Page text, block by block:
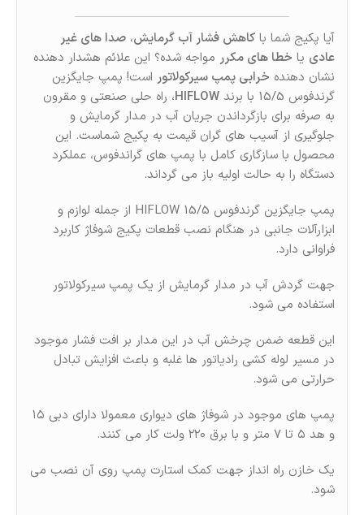
آیا پکیج شما با کاهش فشار آب گرمایش، صدا های غیر
عادی یا خطا های مکرر مواجه شده؟ این علائم هشدار دهنده
نشان‌ دهنده خرابی پمپ سیرکولاتور است! پمپ جایگزین
گرندفوس 15/5 با برند
HIFLOW، راه‌ حلی صنعتی و مقرون‌
به‌ صرفه برای بازگرداندن جریان آب در مدار گرمایش و
جلوگیری از آسیب‌ های گران‌ قیمت به پکیج شماست. این
محصول با سازگاری کامل با پمپ‌ های گراندفوس، عملکرد
دستگاه را به حالت اولیه باز می‌ گرداند.
پمپ جایگزین گرندفوس 15/5 HIFLOW از جمله لوازم و
ابزارآلات جانبی در هنگام نصب قطعات پکیج شوفاژ کاربرد
فراوانی دارد.
جهت گردش آب در مدار گرمایش از یک پمپ سیرکولاتور
استفاده می شود.
این قطعه ضمن چرخش آب در این مدار بر افت فشار موجود
در مسیر لوله کشی رادیاتور ها غلبه و باعث افزایش تبادل
حرارتی می شود.
پمپ های موجود در شوفاژ های دیواری معمولا دارای دبی ۱۵
و هد ۵ تا ۷ متر و با برق ۲۲۰ ولت کار می کنند.
یک خازن راه انداز جهت کمک استارت پمپ روی آن نصب می
شود.